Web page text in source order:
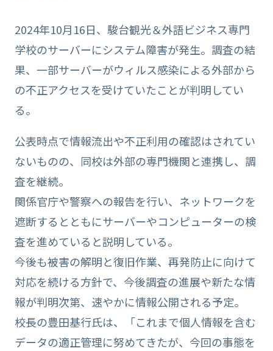
2024年10月16日、駿台観光＆外語ビジネス専門
学校のサーバーにシステム障害が発生。調査の結
果、一部サーバーがウィルス感染による外部から
の不正アクセスを受けていたことが判明してい
る。
公表時点で情報流出や不正利用の確認はされてい
ないものの、同校は外部の専門機関と連携し、調
査を継続。
関係官庁や警察への報告を行い、ネットワークを
遮断するとともにサーバーやコンピューターの検
査を進めていると説明している。
今後も被害の解明と復旧作業、再発防止に向けて
対応を続ける方針で、今後調査の進展や新たな情
報が判明次第、速やかに情報公開される予定。
校長の豊田基行氏は、「これまで個人情報を含む
データの適正管理に努めてきたが、今回の事態を